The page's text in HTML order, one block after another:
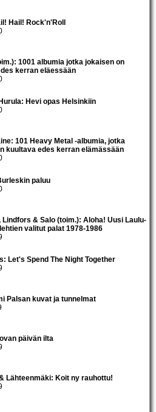
Hail! Rock'n'Roll
1001 albumia jotka jokaisen on
kerran eläessään
Hevi opas Helsinkiin
101 Heavy Metal -albumia, jotka
kuultava edes kerran elämässään
paluu
Lindfors & Salo (toim.): Aloha! Uusi Laulu-
valitut palat 1978-1986
Let's Spend The Night Together
Palsan kuvat ja tunnelmat
päivän ilta
Lähteenmäki: Koit ny rauhottu!